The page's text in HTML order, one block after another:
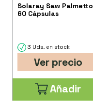
Solaray Saw Palmetto
60 Cápsulas
3 Uds. en stock
Ver precio
Añadir